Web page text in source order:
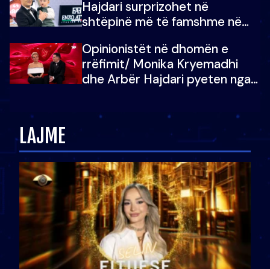
Hajdari surprizohet në
shtëpinë më të famshme në
vajzën e tij
Opinionistët në dhomën e
rrëfimit/ Monika Kryemadhi
dhe Arbër Hajdari pyeten nga
LAJME